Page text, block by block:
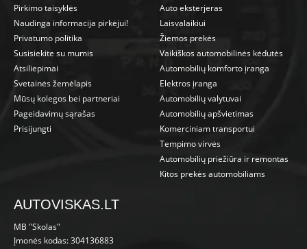
Pirkimo taisyklės
Naudinga informacija pirkėjui!
Privatumo politika
Susisiekite su mumis
Atsiliepimai
Svetainės žemėlapis
Mūsų kolegos bei partneriai
Pageidavimų sąrašas
Prisijungti
Auto eksterjeras
Laisvalaikiui
Žiemos prekės
Vaikiškos automobilinės kėdutės
Automobilių komforto įranga
Elektros įranga
Automobilių valytuvai
Automobilių apšvietimas
Komerciniam transportui
Tempimo virvės
Automobilių priežiūra ir remontas
Kitos prekės automobiliams
AUTOVISKAS.LT
MB "Skolas"
Įmonės kodas: 304136883